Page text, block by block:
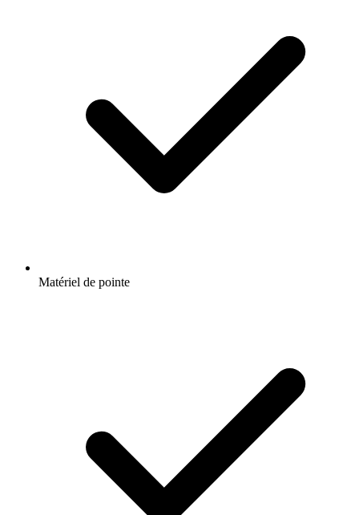
Matériel de pointe